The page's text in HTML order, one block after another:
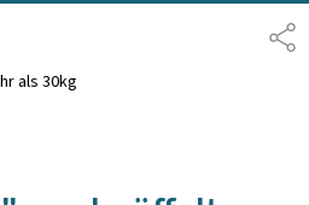
als 30kg